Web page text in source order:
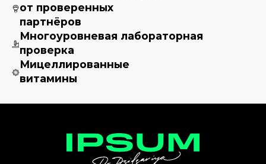
от проверенных
партнёров
Многоуровневая лабораторная
проверка
Мицеллированные
витамины